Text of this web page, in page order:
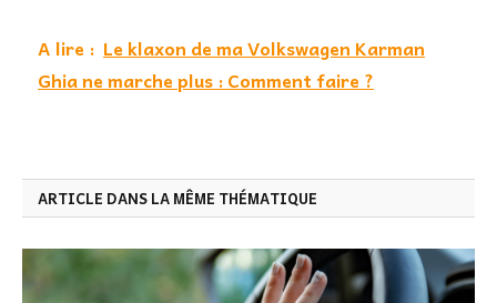
A lire : Le klaxon de ma Volkswagen Karman
Ghia ne marche plus : Comment faire ?
ARTICLE DANS LA MÊME THÉMATIQUE